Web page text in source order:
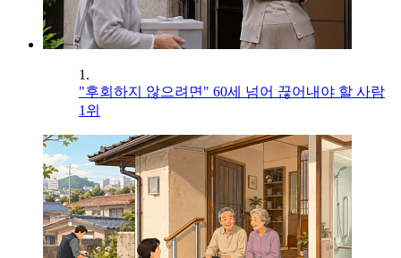
1.
"후회하지 않으려면" 60세 넘어 끊어내야 할 사람
1위